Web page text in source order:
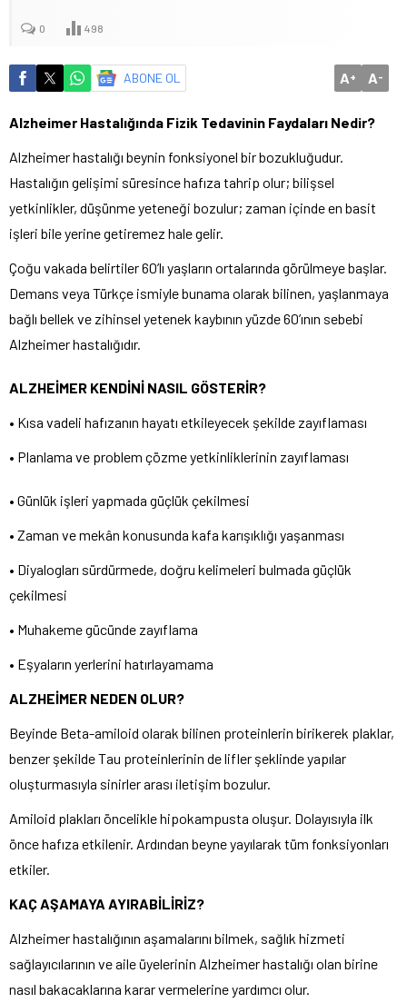
0 498
ABONE OL A+ A-
Alzheimer Hastalığında Fizik Tedavinin Faydaları Nedir?
Alzheimer hastalığı beynin fonksiyonel bir bozukluğudur.
Hastalığın gelişimi süresince hafıza tahrip olur; bilişsel
yetkinlikler, düşünme yeteneği bozulur; zaman içinde en basit
işleri bile yerine getiremez hale gelir.
Çoğu vakada belirtiler 60’lı yaşların ortalarında görülmeye başlar.
Demans veya Türkçe ismiyle bunama olarak bilinen, yaşlanmaya
bağlı bellek ve zihinsel yetenek kaybının yüzde 60’ının sebebi
Alzheimer hastalığıdır.
ALZHEİMER KENDİNİ NASIL GÖSTERİR?
• Kısa vadeli hafızanın hayatı etkileyecek şekilde zayıflaması
• Planlama ve problem çözme yetkinliklerinin zayıflaması
• Günlük işleri yapmada güçlük çekilmesi
• Zaman ve mekân konusunda kafa karışıklığı yaşanması
• Diyalogları sürdürmede, doğru kelimeleri bulmada güçlük
çekilmesi
• Muhakeme gücünde zayıflama
• Eşyaların yerlerini hatırlayamama
ALZHEİMER NEDEN OLUR?
Beyinde Beta-amiloid olarak bilinen proteinlerin birikerek plaklar,
benzer şekilde Tau proteinlerinin de lifler şeklinde yapılar
oluşturmasıyla sinirler arası iletişim bozulur.
Amiloid plakları öncelikle hipokampusta oluşur. Dolayısıyla ilk
önce hafıza etkilenir. Ardından beyne yayılarak tüm fonksiyonları
etkiler.
KAÇ AŞAMAYA AYIRABİLİRİZ?
Alzheimer hastalığının aşamalarını bilmek, sağlık hizmeti
sağlayıcılarının ve aile üyelerinin Alzheimer hastalığı olan birine
nasıl bakacaklarına karar vermelerine yardımcı olur.